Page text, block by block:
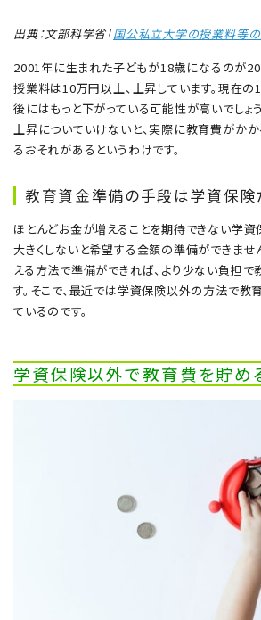
出典：文部科学省「国公私立大学の授業料等
2001年に生まれた子どもが18歳になるのが
授業料は10万円以上、上昇しています。現在
後にはもっと下がっている可能性が高いでしょ
上昇についていけないと、実際に教育費がか
るおそれがあるというわけです。
教育資金準備の手段は学資保険
ほとんどお金が増えることを期待できない学
大きくしないと希望する金額の準備ができませ
える方法で準備ができれば、より少ない負担
す。そこで、最近では学資保険以外の方法で
ているのです。
学資保険以外で教育費を貯め